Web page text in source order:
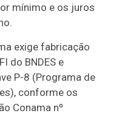
mínimo e os juros
exige fabricação
do BNDES e
P-8 (Programa de
conforme os
Conama nº